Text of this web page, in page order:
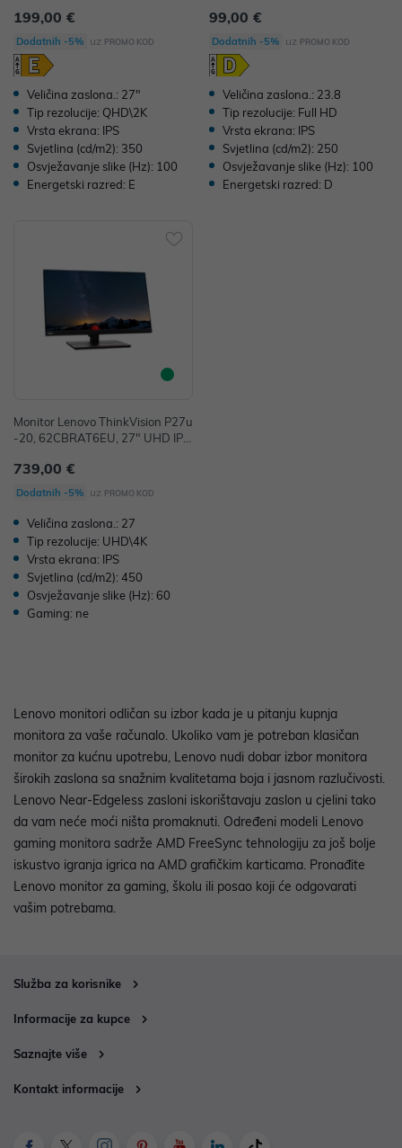
3W, 2x HDMI 1x DP, 36mj
199,00 €
Dodatnih -5% uz PROMO KOD
Veličina zaslona.: 27"
Tip rezolucije: QHD\2K
Vrsta ekrana: IPS
Svjetlina (cd/m2): 350
Osvježavanje slike (Hz): 100
Energetski razred: E
ci 3Wx2, Tilt, 36mj
99,00 €
Dodatnih -5% uz PROMO KOD
Veličina zaslona.: 23.8
Tip rezolucije: Full HD
Vrsta ekrana: IPS
Svjetlina (cd/m2): 250
Osvježavanje slike (Hz): 100
Energetski razred: D
Monitor Lenovo ThinkVision P27u
-20, 62CBRAT6EU, 27" UHD IPS,
739,00 €
Dodatnih -5% uz PROMO KOD
Veličina zaslona.: 27
Tip rezolucije: UHD\4K
Vrsta ekrana: IPS
Svjetlina (cd/m2): 450
Osvježavanje slike (Hz): 60
Gaming: ne
Lenovo monitori odličan su izbor kada je u pitanju kupnja
monitora za vaše računalo. Ukoliko vam je potreban klasičan
monitor za kućnu upotrebu, Lenovo nudi dobar izbor monitora
širokih zaslona sa snažnim kvalitetama boja i jasnom razlučivosti.
Lenovo Near-Edgeless zasloni iskorištavaju zaslon u cjelini tako
da vam neće moći ništa promaknuti. Određeni modeli Lenovo
gaming monitora sadrže AMD FreeSync tehnologiju za još bolje
iskustvo igranja igrica na AMD grafičkim karticama. Pronađite
Lenovo monitor za gaming, školu ili posao koji će odgovarati
vašim potrebama.
Služba za korisnike
Informacije za kupce
Saznajte više
Kontakt informacije